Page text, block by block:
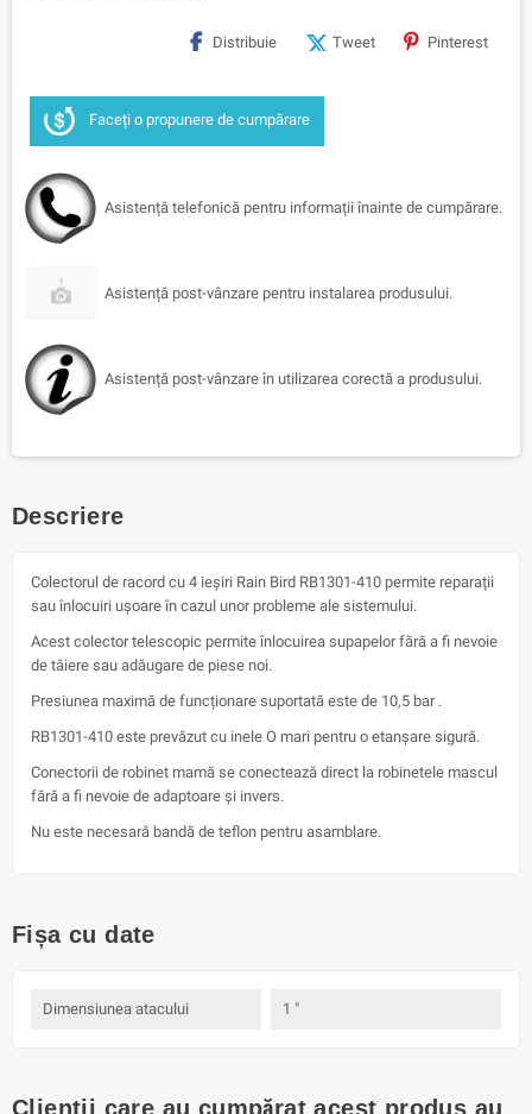
Distribuie Tweet Pinterest
Faceți o propunere de cumpărare
Asistență telefonică pentru informații înainte de cumpărare.
Asistență post-vânzare pentru instalarea produsului.
Asistență post-vânzare în utilizarea corectă a produsului.
Descriere
Colectorul de racord cu 4 ieșiri Rain Bird RB1301-410 permite reparații
sau înlocuiri ușoare în cazul unor probleme ale sistemului.
Acest colector telescopic permite înlocuirea supapelor fără a fi nevoie
de tăiere sau adăugare de piese noi.
Presiunea maximă de funcționare suportată este de 10,5 bar .
RB1301-410 este prevăzut cu inele O mari pentru o etanșare sigură.
Conectorii de robinet mamă se conectează direct la robinetele mascul
fără a fi nevoie de adaptoare și invers.
Nu este necesară bandă de teflon pentru asamblare.
Fișa cu date
Dimensiunea atacului 1 "
Clienții care au cumpărat acest produs au